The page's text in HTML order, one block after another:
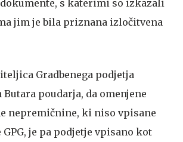
s katerimi so izkazali
jim je bila priznana izločitvena